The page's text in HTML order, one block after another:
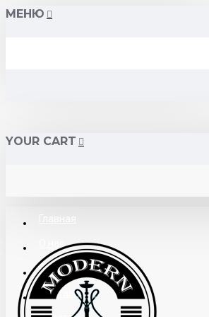
МЕНЮ
YOUR CART
Поставщикам
Доставка